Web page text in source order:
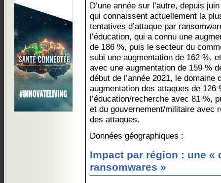
D’une année sur l’autre, depuis
qui connaissent actuellement la
tentatives d’attaque par
l’éducation, qui a connu une
de 186 %, puis le secteur du
subi une augmentation de 162 %,
avec une augmentation de 159 %
début de l’année 2021, le domaine
augmentation des attaques de
l’éducation/recherche avec 81 %,
et du gouvernement/militaire avec
des attaques.
Données géographiques :
Impact par région : une «
ransomwares »